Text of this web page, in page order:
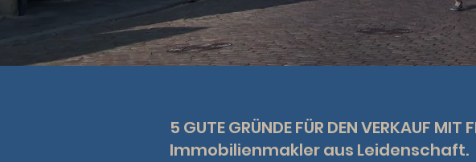
5 GUTE GRÜNDE FÜR DEN VERKAUF MIT
Immobilienmakler aus Leidenschaft.